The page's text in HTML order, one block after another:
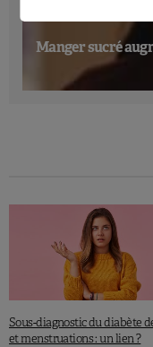
Manger sucré
Sous-diagnostic du diabète
et menstruations : un lien ?